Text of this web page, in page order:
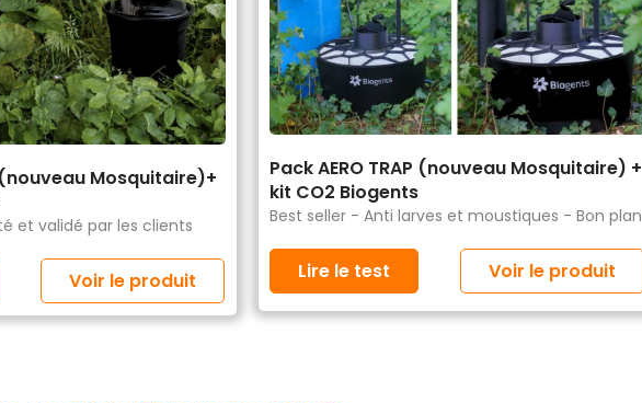
(nouveau Mosquitaire)+
et validé par les clients
Voir le produit
Pack AERO TRAP (nouveau Mosquitaire) +
kit CO2 Biogents
Best seller - Anti larves et moustiques - Bon plan
Lire le test Voir le produit